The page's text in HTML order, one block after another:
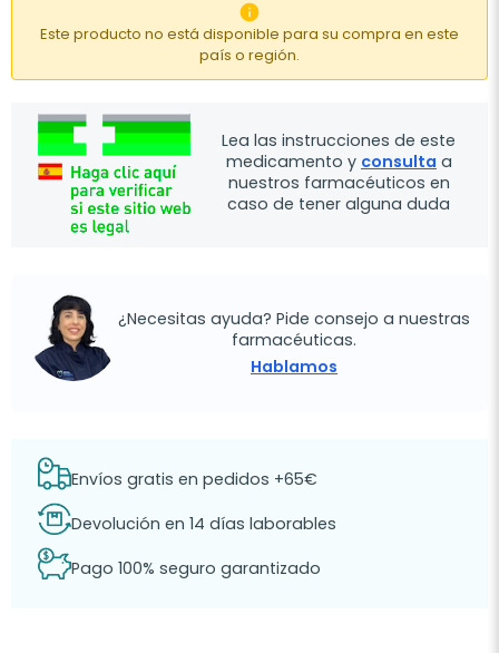

Este producto no está disponible para su compra en este
país o región.
Lea las instrucciones de este
medicamento y consulta a
nuestros farmacéuticos en
caso de tener alguna duda
¿Necesitas ayuda? Pide consejo a nuestras
farmacéuticas.
Hablamos
Envíos gratis en pedidos +65€
Devolución en 14 días laborables
Pago 100% seguro garantizado